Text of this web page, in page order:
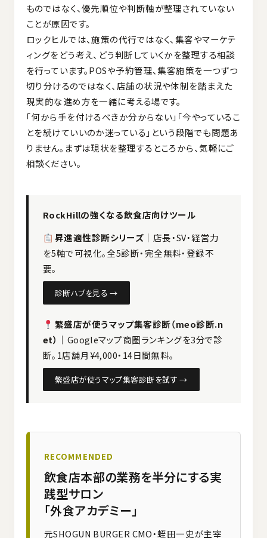
ものではなく、優先順位や判断軸が整理されていない
ことが原因です。
ロックヒルでは、施策の代行ではなく、集客やマーケテ
ィングをどう考え、どう判断していくかを整理する相談
を行っています。POSや予約管理、集客施策を一つずつ
切り分けるのではなく、店舗の状況や体制を踏まえた
現実的な進め方を一緒に考える場です。
「何から手を付けるべきか分からない」「今やっているこ
とを続けていいのか迷っている」という段階でも問題あ
りません。まずは現状を整理するところから、気軽にご
相談ください。
RockHillの強くなる飲食店向けツール
昇進適性診断シリーズ ｜店長・SV・経営力
を5軸で可視化。全5診断・完全無料・登録不
要。
診断ハブを見る →
繁盛店が使うマップ集客診断（meo診断.n
et） ｜Googleマップ商圏ランキングを3分で診
断。1店舗月¥4,000・14日間無料。
繁盛店が使うマップ集客診断を試す →
RECOMMENDED
飲食店本部の業務を半分にする実
践型サロン
「外食アカデミー」
元SHOGUN BURGER CMO・蛭田一史が主宰